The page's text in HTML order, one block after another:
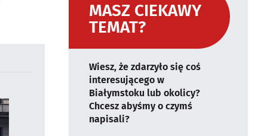
MASZ CIEKAWY
TEMAT?
Wiesz, że zdarzyło się coś
interesującego w
Białymstoku lub okolicy?
Chcesz abyśmy o czymś
napisali?